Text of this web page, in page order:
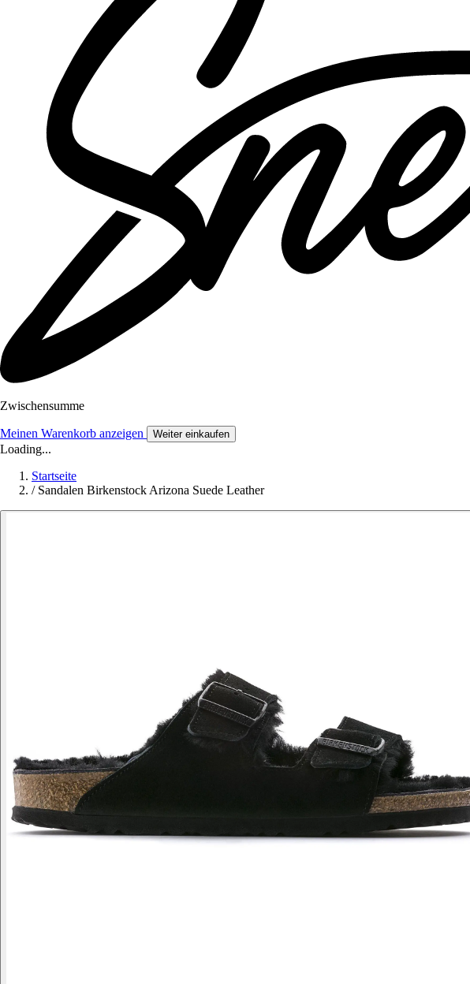
Zwischensumme
Meinen Warenkorb anzeigen Weiter einkaufen
Loading...
Startseite
/ Sandalen Birkenstock Arizona Suede Leather